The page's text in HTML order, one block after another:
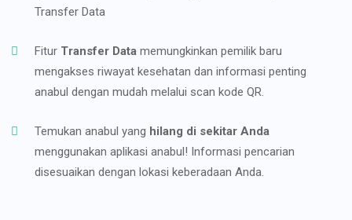
Transfer Data
Fitur Transfer Data memungkinkan pemilik baru
mengakses riwayat kesehatan dan informasi penting
anabul dengan mudah melalui scan kode QR.
Temukan anabul yang hilang di sekitar Anda
menggunakan aplikasi anabul! Informasi pencarian
disesuaikan dengan lokasi keberadaan Anda.